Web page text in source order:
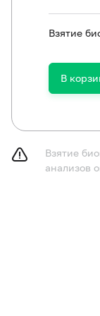
из
курить в
Взятие
В
Взятие
анализов